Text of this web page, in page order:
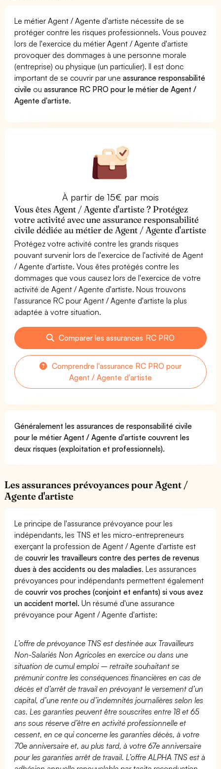
Le métier Agent / Agente d'artiste nécessite de se
protéger contre les risques professionnels. Vous pouvez
lors de l'exercice du métier Agent / Agente d'artiste
provoquer des dommages à une personne morale
(entreprise) ou physique (un particulier). Il est donc
important de se couvrir par uneassurance responsabilité
civile ouassurance RC PRO pour le métier de Agent /
Agente d'artiste.
À partir de 15€ par mois
Vous êtes Agent / Agente d'artiste ? Protégez
votre activité avec une assurance responsabilité
civile dédiée au métier de Agent / Agente d'artiste
Protégez votre activité contre les grands risques
pouvant survenir lors de l'exercice de l'activité de Agent
/ Agente d'artiste. Vous êtes protégés contre les
dommages que vous causez lors de l'exercice de votre
activité de Agent / Agente d'artiste. Nous trouvons
l'assurance RC pour Agent / Agente d'artiste la plus
adaptée à votre situation.
Comparer les assurances RC PRO
Comprendre l'assurance RC PRO pour
Agent / Agente d'artiste
Généralement les assurances de responsabilité civile
pour le métier Agent / Agente d'artiste couvrent les
deux risques (exploitation et professionnels).
Les assurances prévoyances pour Agent /
Agente d'artiste
Le principe de l'assurance prévoyance pour les
indépendants, les TNS et les micro-entrepreneurs
exerçant la profession de Agent / Agente d'artiste est
decouvrir les travailleurs contre des pertes de revenus
dues à des accidents ou des maladies. Les assurances
prévoyances pour indépendants permettent également
decouvrir vos proches (conjoint et enfants) si vous avez
un accident mortel. Un résumé d'une assurance
prévoyance pour Agent / Agente d'artiste:
L’offre de prévoyance TNS est destinée aux Travailleurs
Non-Salariés Non Agricoles en exercice ou dans une
situation de cumul emploi – retraite souhaitant se
prémunir contre les conséquences financières en cas de
décès et d’arrêt de travail en prévoyant le versement d’un
capital, d’une rente ou d’indemnités journalières selon les
cas. Les garanties peuvent être souscrites entre 18 et 65
ans sous réserve d’être en activité professionnelle et
cessent, en ce qui concerne les garanties décès, à votre
70e anniversaire et, au plus tard, à votre 67e anniversaire
pour les garanties arrêt de travail. L’offre ALPHA TNS est à